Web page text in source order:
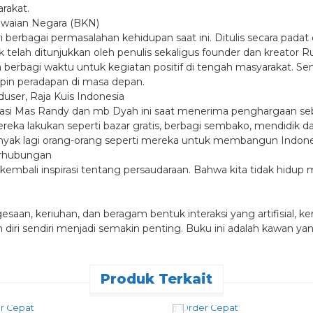
Negara (BKN)
permasalahan kehidupan saat ini. Ditulis secara
telah ditunjukkan oleh penulis sekaligus founder dan kreator
berbagi waktu untuk kegiatan positif di tengah masyarakat.
peradapan di masa depan.
Raja Kuis Indonesia
Mas Randy dan mb Dyah ini saat menerima penghargaan
lakukan seperti bazar gratis, berbagi sembako, mendidik
lagi orang-orang seperti mereka untuk membangun
inspirasi tentang persaudaraan. Bahwa kita tidak hidup
keriuhan, dan beragam bentuk interaksi yang artifisial,
sendiri menjadi semakin penting. Buku ini adalah kawan
Produk Terkait
Cepat Order Cepat